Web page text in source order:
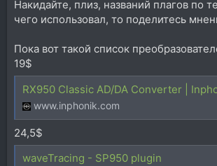
Накидайте, плиз, названий плагов по
чего использовал, то поделитесь
Пока вот такой список
19$
RX950 Classic AD/DA Converter |
www.inphonik.com
24,5$
waveTracing - SP950 plugin